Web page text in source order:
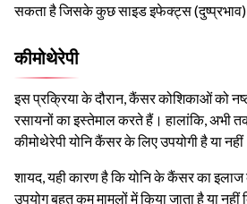
सकता है जिसके कुछ साइड इफेक्ट्स
कीमोथेरेपी
इस प्रक्रिया के दौरान, कैंसर कोशिकाओं को
रसायनों का इस्तेमाल करते हैं। हालांकि, अभी
कीमोथेरेपी योनि कैंसर के लिए उपयोगी है या
शायद, यही कारण है कि योनि के कैंसर का
उपयोग बहुत कम मामलों में किया जाता है या नहीं